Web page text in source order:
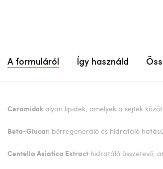
A formuláról Így használd
Ceramidok olyan lipidek, amelyek a sejtek
Beta-Glucan bőrregeneráló és hidratáló
Centella Asiatica Extract hidratáló összetevő,